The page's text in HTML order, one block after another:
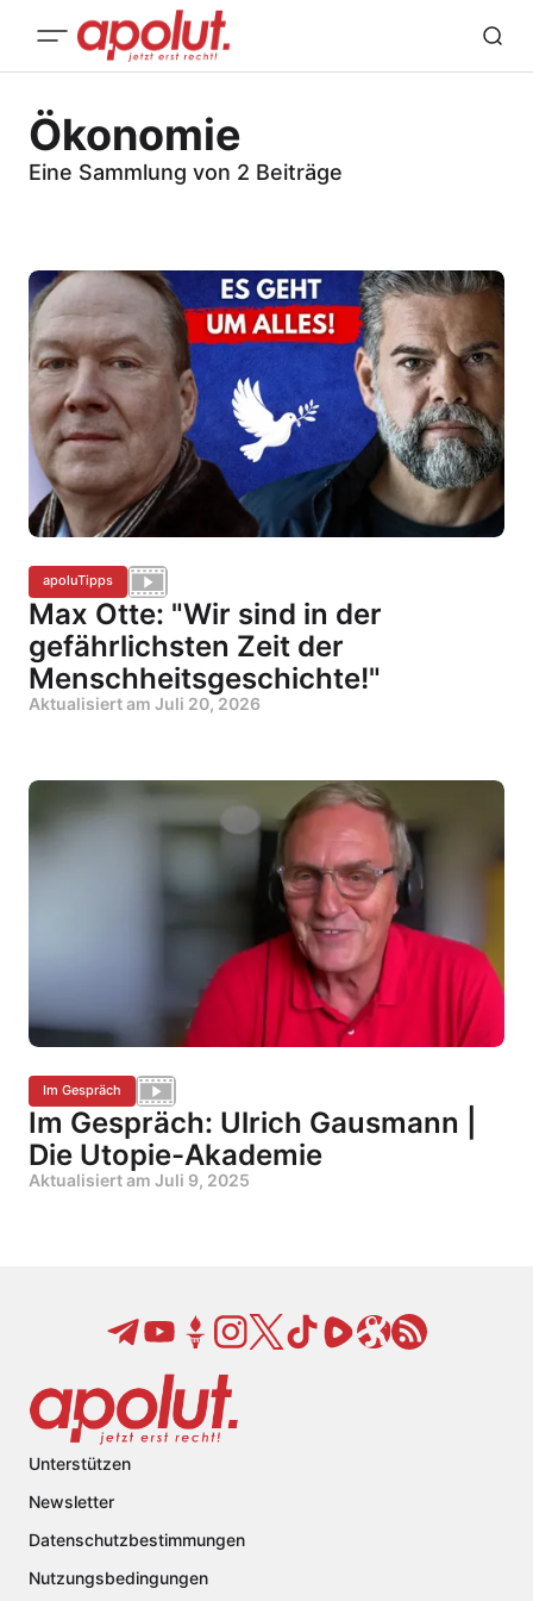
Ökonomie
Eine Sammlung von 2 Beiträge
apoluTipps
Max Otte: "Wir sind in der
gefährlichsten Zeit der
Menschheitsgeschichte!"
Aktualisiert am Juli 20, 2026
Im Gespräch
Im Gespräch: Ulrich Gausmann |
Die Utopie-Akademie
Aktualisiert am Juli 9, 2025
Unterstützen
Newsletter
Datenschutzbestimmungen
Nutzungsbedingungen